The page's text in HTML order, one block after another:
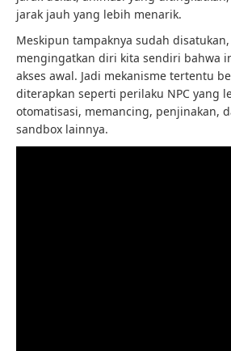
jarak jauh yang lebih menarik.
Meskipun tampaknya sudah
mengingatkan diri kita sendiri bahwa
akses awal. Jadi mekanisme tertentu
diterapkan seperti perilaku NPC yang
otomatisasi, memancing, penjinakan,
sandbox lainnya.